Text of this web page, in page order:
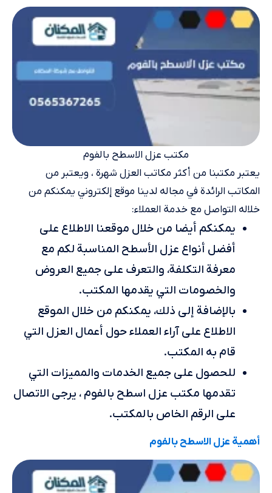
مكتب عزل الاسطح بالفوم
يعتبر مكتبنا من أكثر مكاتب العزل شهرة ، ويعتبر من
المكاتب الرائدة في مجاله لدينا موقع إلكتروني يمكنكم من
خلاله التواصل مع خدمة العملاء:
يمكنكم أيضا من خلال موقعنا الاطلاع على
أفضل أنواع عزل الأسطح المناسبة لكم مع
معرفة التكلفة، والتعرف على جميع العروض
والخصومات التي يقدمها المكتب.
بالإضافة إلى ذلك، يمكنكم من خلال الموقع
الاطلاع على آراء العملاء حول أعمال العزل التي
قام به المكتب.
للحصول على جميع الخدمات والمميزات التي
تقدمها مكتب عزل اسطح بالفوم ، يرجى الاتصال
على الرقم الخاص بالمكتب.
أهمية عزل الاسطح بالفوم